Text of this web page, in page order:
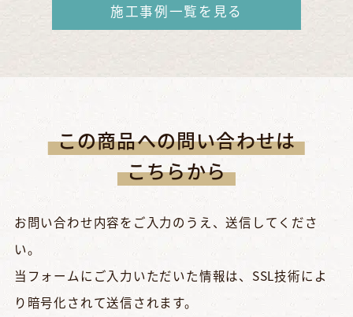
施工事例一覧を見る
この商品への問い合わせは
こちらから
お問い合わせ内容をご入力のうえ、送信してくださ
い。
当フォームにご入力いただいた情報は、SSL技術によ
り暗号化されて送信されます。